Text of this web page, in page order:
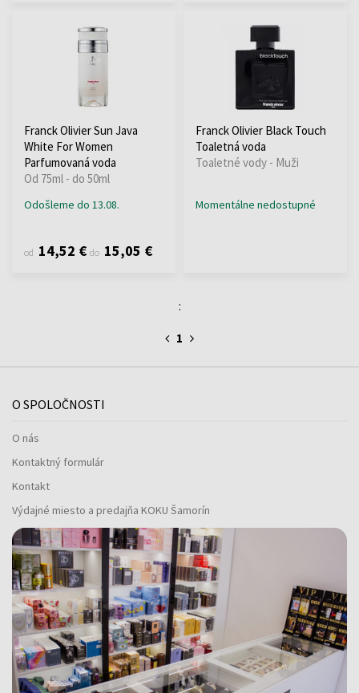
Franck Olivier Sun Java
White For Women
Parfumovaná voda
Od 75ml - do 50ml
Odošleme do 13.08.
od 14,52 € do 15,05 €
Franck Olivier Black Touch
Toaletná voda
Toaletné vody - Muži
Momentálne nedostupné
:
1
O SPOLOČNOSTI
O nás
Kontaktný formulár
Kontakt
Výdajné miesto a predajňa KOKU Šamorín